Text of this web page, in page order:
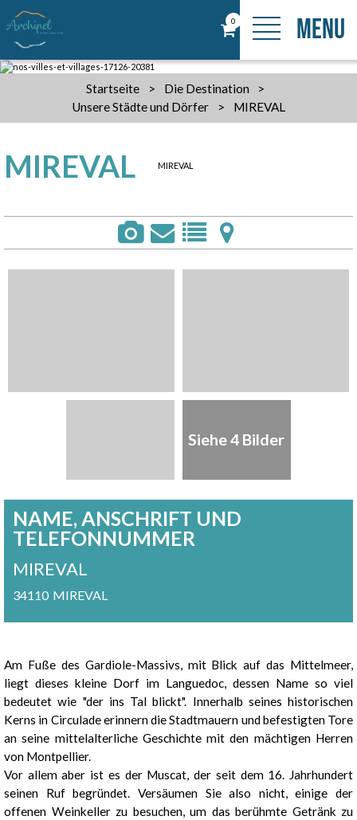
0 MENU
Startseite > Die Destination
>
Unsere Städte und Dörfer
> MIREVAL
MIREVAL MIREVAL
Siehe 4 Bilder
NAME, ANSCHRIFT UND
TELEFONNUMMER
MIREVAL
34110 MIREVAL
Präsentation
Am Fuße des Gardiole-Massivs, mit Blick auf das Mittelmeer,
liegt dieses kleine Dorf im Languedoc, dessen Name so viel
bedeutet wie "der ins Tal blickt". Innerhalb seines historischen
Kerns in Circulade erinnern die Stadtmauern und befestigten Tore
an seine mittelalterliche Geschichte mit den mächtigen Herren
von Montpellier.
Vor allem aber ist es der Muscat, der seit dem 16. Jahrhundert
seinen Ruf begründet. Versäumen Sie also nicht, einige der
offenen Weinkeller zu besuchen, um das berühmte Getränk zu